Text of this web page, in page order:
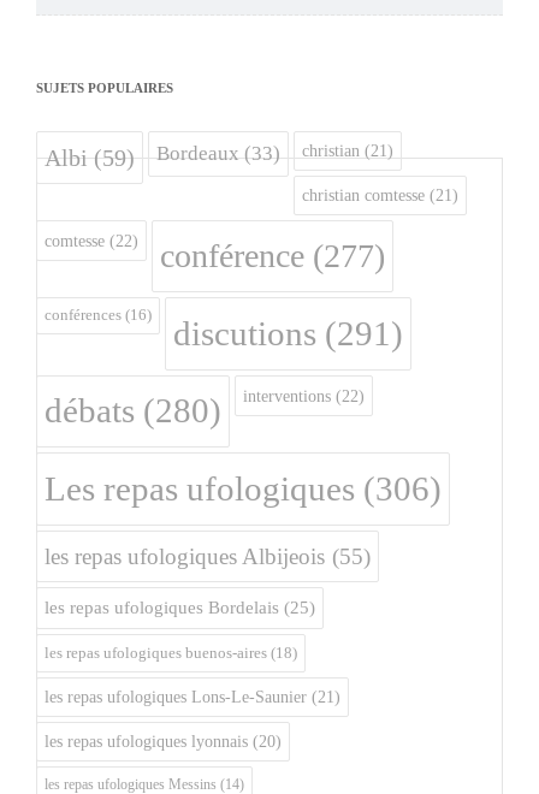
SUJETS POPULAIRES
Albi(59) Bordeaux(33) christian (21)
christian comtesse (21)
comtesse (22) conférence (277)
conférences (16) discutions (291)
débats (280) interventions (22)
Les repas ufologiques (306)
les repas ufologiques Albijeois (55)
les repas ufologiques Bordelais (25)
les repas ufologiques buenos-aires (18)
les repas ufologiques Lons-Le-Saunier (21)
les repas ufologiques lyonnais (20)
les repas ufologiques Messins (14)